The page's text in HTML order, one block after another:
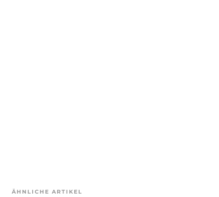
ÄHNLICHE ARTIKEL